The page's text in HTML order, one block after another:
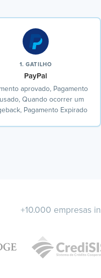
1. GATILHO
PayPal
aprovado, Pagamento
Quando ocorrer um
Pagamento Expirado
+10.000 empresas